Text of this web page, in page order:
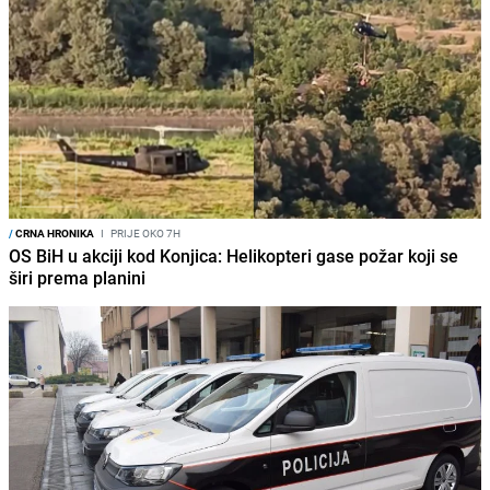
/CRNA HRONIKA I PRIJE OKO 7H
OS BiH u akciji kod Konjica: Helikopteri gase požar koji se
širi prema planini